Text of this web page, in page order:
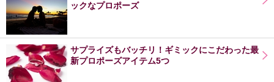
ックなプロポーズ
サプライズもバッチリ！ギミックにこだわった最
新プロポーズアイテム5つ